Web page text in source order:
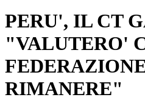
PERU', IL CT
"VALUTERO'
RIMANERE"